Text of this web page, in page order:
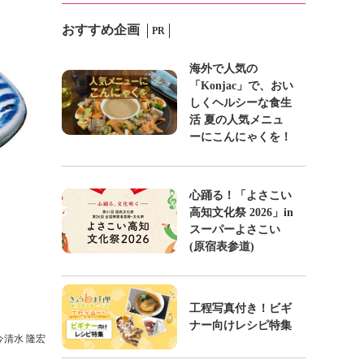
清水 隆宏
おすすめ企画 PR
海外で人気の
「Konjac」で、おい
しくヘルシーな食生
活 夏の人気メニュ
ーにこんにゃくを！
心踊る！「よさこい
高知文化祭 2026」in
スーパーよさこい
(原宿表参道)
工程写真付き！ビギ
ナー向けレシピ特集